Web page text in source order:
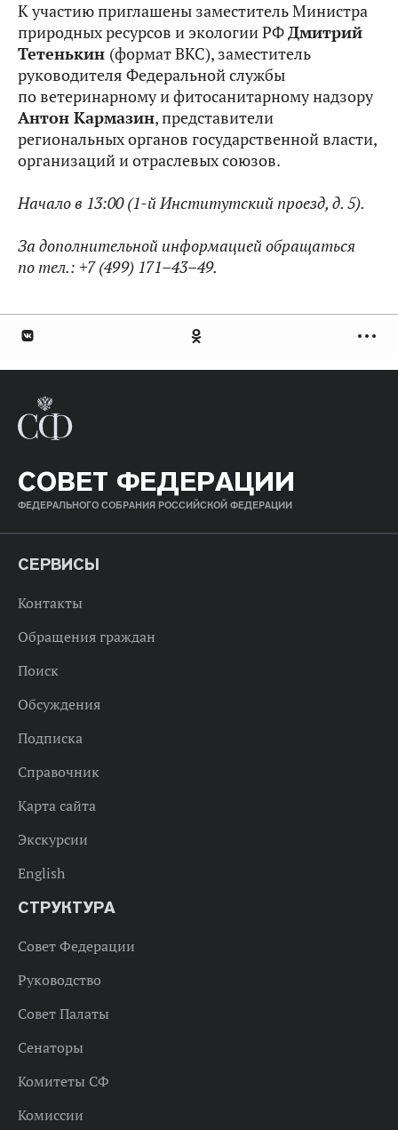
К участию приглашены заместитель Министра
природных ресурсов и экологии РФДмитрий
Тетенькин (формат ВКС), заместитель
руководителя Федеральной службы
по ветеринарному и фитосанитарному надзору
Антон Кармазин, представители
региональных органов государственной власти,
организаций и отраслевых союзов.
Начало в 13:00 (1-й Институтский проезд, д. 5).
За дополнительной информацией обращаться
по тел.: +7 (499) 171–43–49.
СОВЕТ ФЕДЕРАЦИИ
ФЕДЕРАЛЬНОГО СОБРАНИЯ РОССИЙСКОЙ ФЕДЕРАЦИИ
СЕРВИСЫ
Контакты
Обращения граждан
Поиск
Обсуждения
Подписка
Справочник
Карта сайта
Экскурсии
English
СТРУКТУРА
Совет Федерации
Руководство
Совет Палаты
Сенаторы
Комитеты СФ
Комиссии